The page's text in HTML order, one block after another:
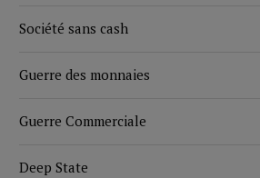
Société sans cash
Guerre des monnaies
Guerre Commerciale
Deep State